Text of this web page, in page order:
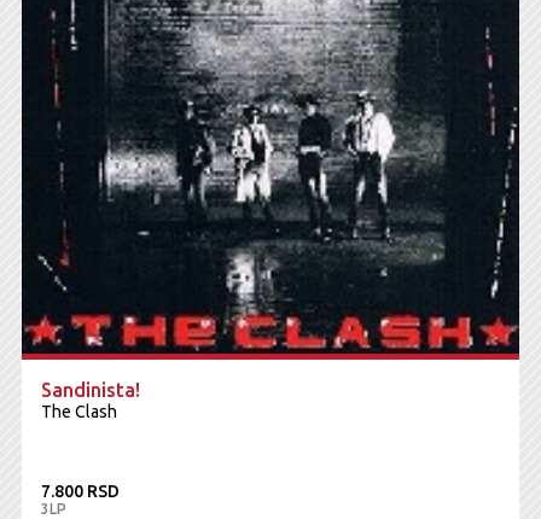
Sandinista!
The Clash
7.800 RSD
3LP